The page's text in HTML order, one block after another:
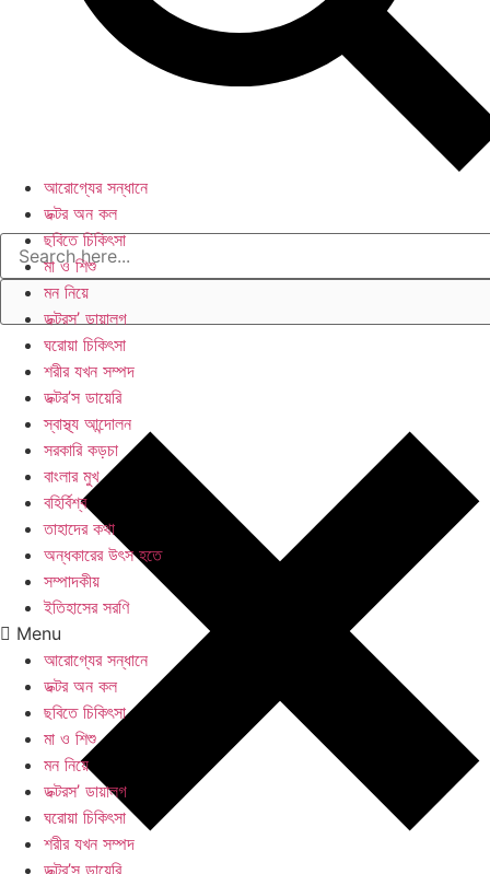
আরোগ্যের সন্ধানে
ডক্টর অন কল
ছবিতে চিকিৎসা
মা ও শিশু
মন নিয়ে
ডক্টরস’ ডায়ালগ
ঘরোয়া চিকিৎসা
শরীর যখন সম্পদ
ডক্টর’স ডায়েরি
স্বাস্থ্য আন্দোলন
সরকারি কড়চা
বাংলার মুখ
বহির্বিশ্ব
তাহাদের কথা
অন্ধকারের উৎস হতে
সম্পাদকীয়
ইতিহাসের সরণি
Menu
আরোগ্যের সন্ধানে
ডক্টর অন কল
ছবিতে চিকিৎসা
মা ও শিশু
মন নিয়ে
ডক্টরস’ ডায়ালগ
ঘরোয়া চিকিৎসা
শরীর যখন সম্পদ
ডক্টর’স ডায়েরি